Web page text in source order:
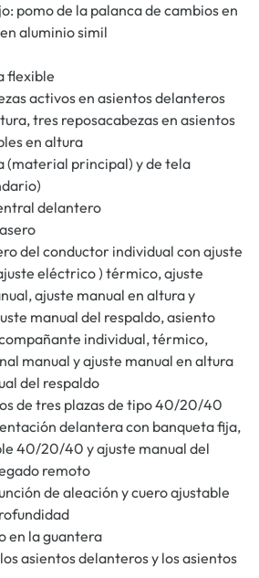
pomo de la palanca de cambios en
aluminio simil
flexible
activos en asientos delanteros
tres reposacabezas en asientos
en altura
(material principal) y de tela
delantero
del conductor individual con ajuste
eléctrico ) térmico, ajuste
ajuste manual en altura y
manual del respaldo, asiento
individual, térmico,
manual y ajuste manual en altura
del respaldo
de tres plazas de tipo 40/20/40
delantera con banqueta fija,
40/20/40 y ajuste manual del
remoto
de aleación y cuero ajustable
en la guantera
asientos delanteros y los asientos